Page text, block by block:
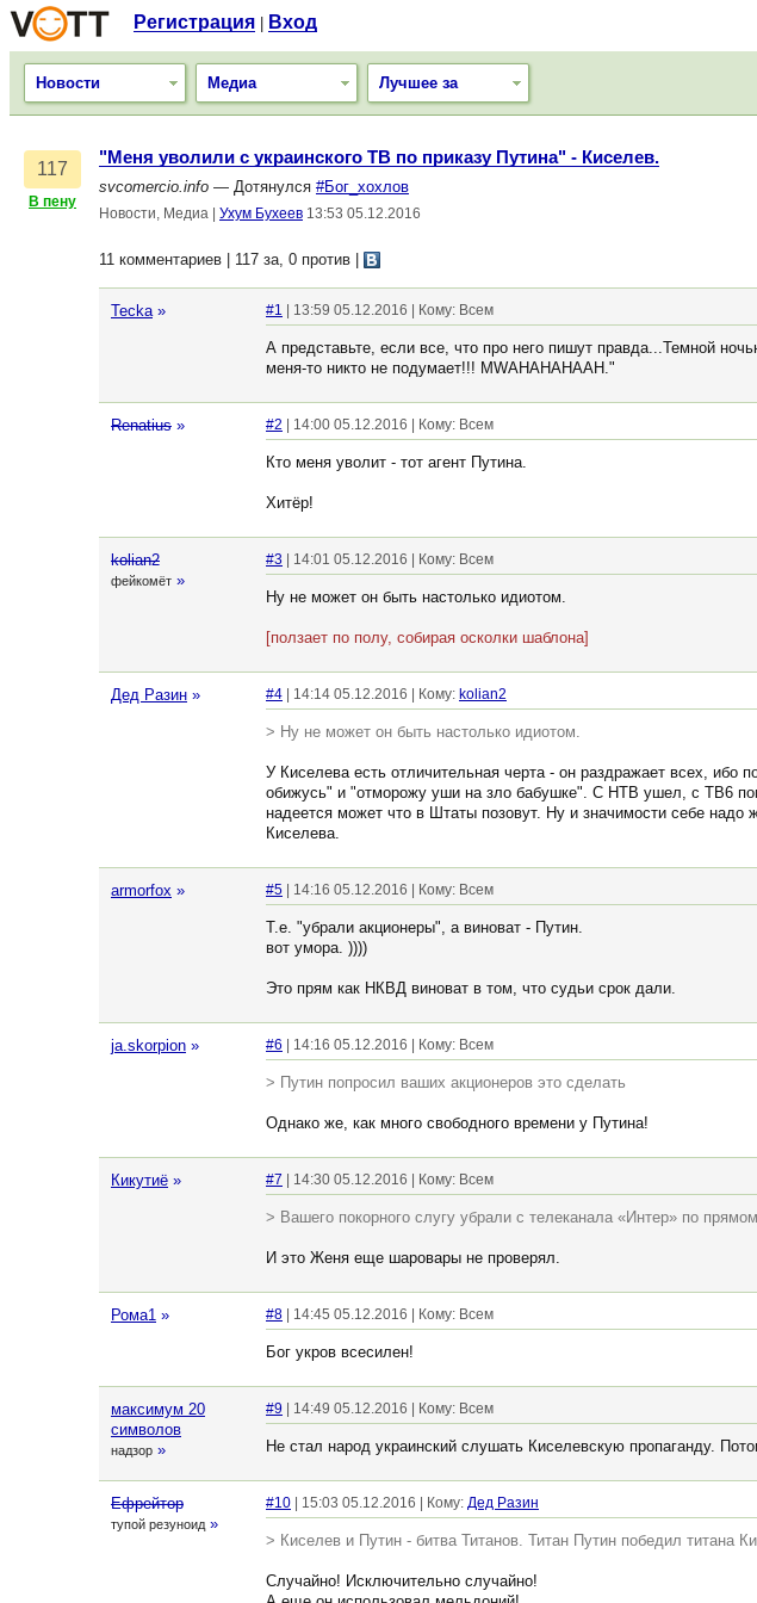
Регистрация Вход
Новости Медиа Лучшее за
117
В пену
"Меня уволили с украинского ТВ по приказу Путина" - Киселев.
svcomercio.info — Дотянулся #Бог_хохлов
Новости, Медиа Ухум Бухеев 13:53 05.12.2016
11 комментариев | 117 за, 0 против
Tecka » #1 | 13:59 05.12.2016 | Кому: Всем
А представьте, если все, что про него пишут правда...Темной
меня-то никто не подумает!!! MWAHAHAHAAH."
Renatius » #2 | 14:00 05.12.2016 | Кому: Всем
Кто меня уволит - тот агент Путина.
Хитёр!
kolian2
фейкомёт »
#3 | 14:01 05.12.2016 | Кому: Всем
Ну не может он быть настолько идиотом.
[ползает по полу, собирая осколки шаблона]
Дед Разин » #4 | 14:14 05.12.2016 | Кому: kolian2
> Ну не может он быть настолько идиотом.
У Киселева есть отличительная черта - он раздражает всех,
обижусь" и "отморожу уши на зло бабушке". С НТВ ушел, с ТВ6
надеется может что в Штаты позовут. Ну и значимости себе надо
Киселева.
armorfox » #5 | 14:16 05.12.2016 | Кому: Всем
Т.е. "убрали акционеры", а виноват - Путин.
вот умора. ))))
Это прям как НКВД виноват в том, что судьи срок дали.
ja.skorpion » #6 | 14:16 05.12.2016 | Кому: Всем
> Путин попросил ваших акционеров это сделать
Однако же, как много свободного времени у Путина!
Кикутиё » #7 | 14:30 05.12.2016 | Кому: Всем
> Вашего покорного слугу убрали с телеканала «Интер» по
И это Женя еще шаровары не проверял.
Рома1 » #8 | 14:45 05.12.2016 | Кому: Всем
Бог укров всесилен!
максимум 20
символов
надзор »
#9 | 14:49 05.12.2016 | Кому: Всем
Не стал народ украинский слушать Киселевскую пропаганду.
Ефрейтор
тупой резуноид »
#10 | 15:03 05.12.2016 | Кому: Дед Разин
> Киселев и Путин - битва Титанов. Титан Путин победил титана
Случайно! Исключительно случайно!